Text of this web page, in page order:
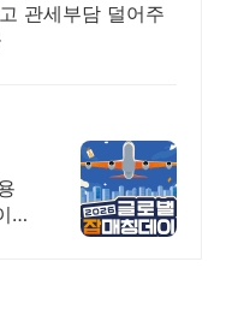
관세부담 덜어주
에